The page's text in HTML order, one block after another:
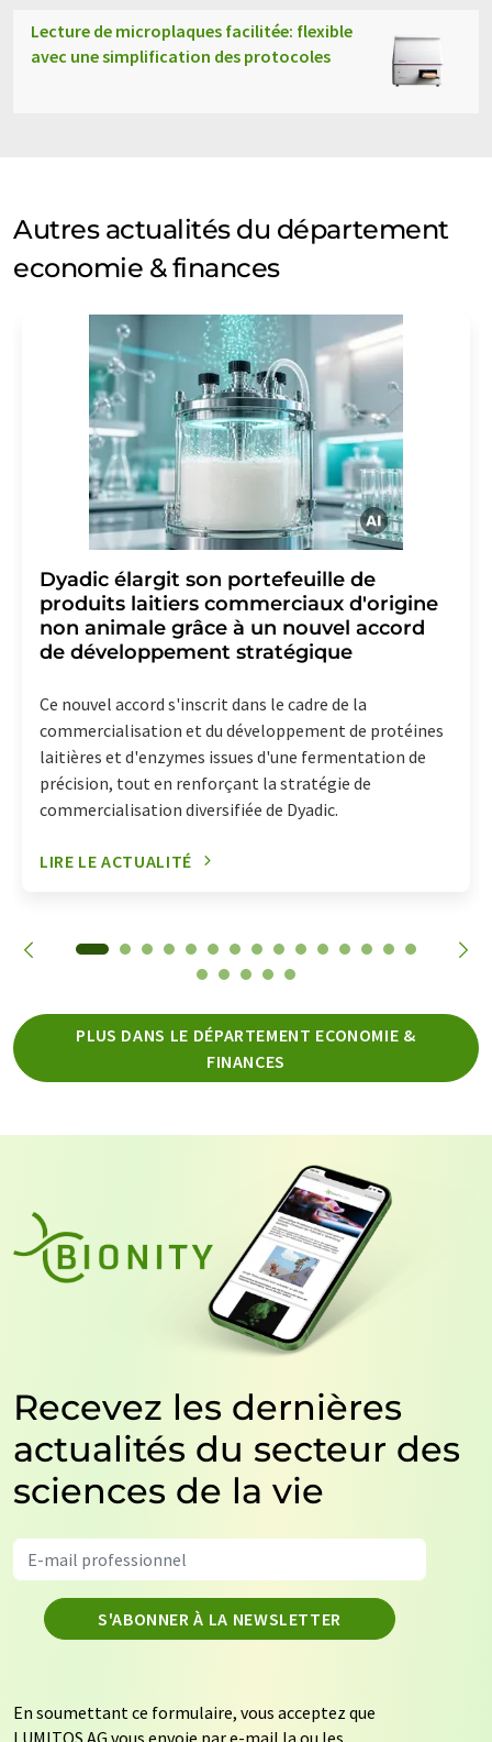
Lecture de microplaques facilitée: flexible
avec une simplification des protocoles
Autres actualités du département
economie & finances
Dyadic élargit son portefeuille de
produits laitiers commerciaux d'origine
non animale grâce à un nouvel accord
de développement stratégique
Ce nouvel accord s'inscrit dans le cadre de la
commercialisation et du développement de protéines
laitières et d'enzymes issues d'une fermentation de
précision, tout en renforçant la stratégie de
commercialisation diversifiée de Dyadic.
LIRE LE ACTUALITÉ
PLUS DANS LE DÉPARTEMENT ECONOMIE &
FINANCES
Recevez les dernières
actualités du secteur des
sciences de la vie
S'ABONNER À LA NEWSLETTER
En soumettant ce formulaire, vous acceptez que
LUMITOS AG vous envoie par e-mail la ou les